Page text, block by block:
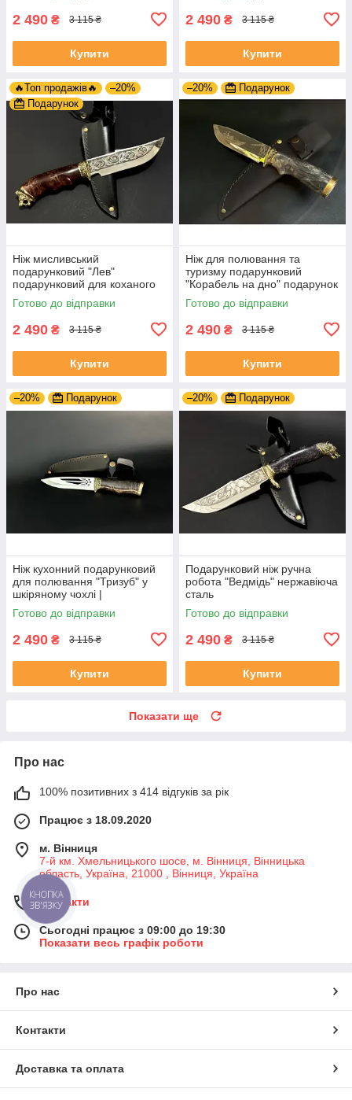
2 490 ₴ 3 115 ₴
Купити
2 490 ₴ 3 115 ₴
Купити
🔥Топ продажів🔥
–20%
Подарунок
Ніж мисливський
подарунковий "Лев"
подарунковий для коханого
чоловіка на ювілей
Готово до відправки
2 490 ₴ 3 115 ₴
Купити
–20% Подарунок
Ніж для полювання та
туризму подарунковий
"Корабель на дно" подарунок
чоловікові
Готово до відправки
2 490 ₴ 3 115 ₴
Купити
–20% Подарунок
Ніж кухонний подарунковий
для полювання "Тризуб" у
шкіряному чохлі |
Оригінальний подарунок
Готово до відправки
2 490 ₴ 3 115 ₴
Купити
–20% Подарунок
Подарунковий ніж ручна
робота "Ведмідь" нержавіюча
сталь
Готово до відправки
2 490 ₴ 3 115 ₴
Купити
Показати ще
Про нас
100% позитивних з 414 відгуків за рік
Працює з 18.09.2020
м. Вінниця
7-й км. Хмельницького шосе, м. Вінниця, Вінницька
область, Україна, 21000 , Вінниця, Україна
Контакти
Сьогодні працює з 09:00 до 19:30
Показати весь графік роботи
Про нас
Контакти
Доставка та оплата
КНОПКА
ЗВ'ЯЗКУ